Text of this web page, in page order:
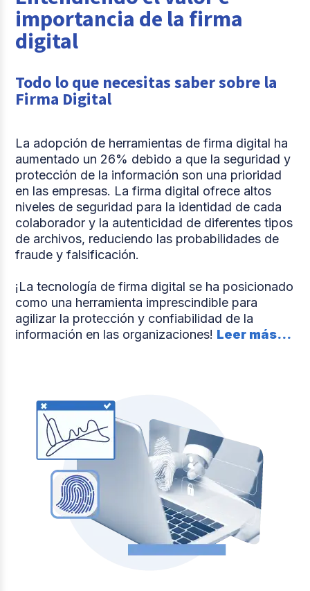
2.Aplicando la firma digital en tu
organización
3.La gestión digital de documentos y su impacto
en las empresas
4.Implementando la tecnología de gestión
documental
importancia de la firma
digital
Todo lo que necesitas saber sobre la
Firma Digital
La adopción de herramientas de firma digital ha
aumentado un 26% debido a que la seguridad y
protección de la información son una prioridad
en las empresas. La firma digital ofrece altos
niveles de seguridad para la identidad de cada
colaborador y la autenticidad de diferentes tipos
de archivos, reduciendo las probabilidades de
fraude y falsificación.
¡La tecnología de firma digital se ha posicionado
como una herramienta imprescindible para
agilizar la protección y confiabilidad de la
información en las organizaciones! Leer más...